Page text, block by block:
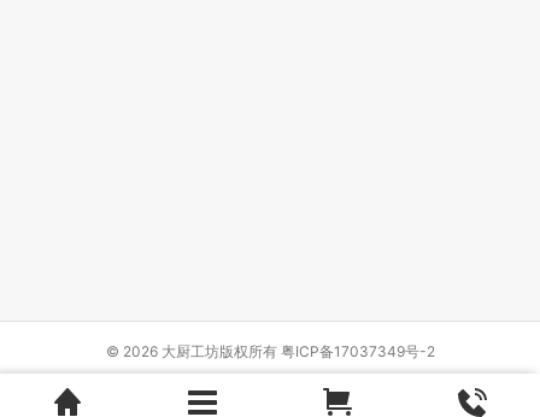
© 2026 大厨工坊版权所有 粤ICP备17037349号-2